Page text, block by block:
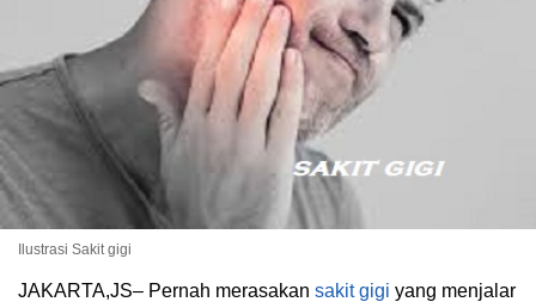
Ilustrasi Sakit gigi
JAKARTA,JS– Pernah merasakan sakit gigi yang menjalar